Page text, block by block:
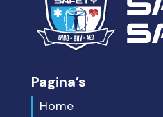
Pagina’s
Home